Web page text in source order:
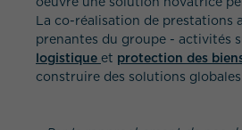
La co-réalisation de prestations
prenantes du groupe - activités
logistique et protection des
construire des solutions